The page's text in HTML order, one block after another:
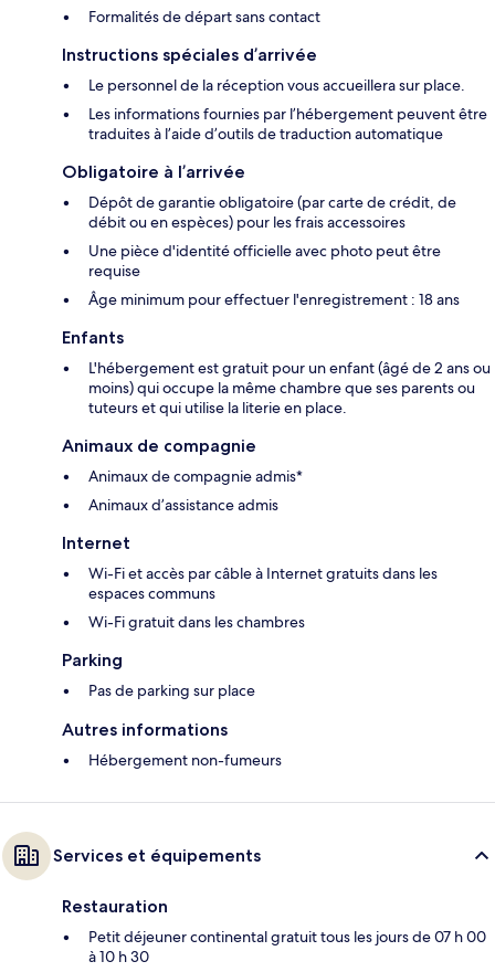
Formalités de départ sans contact
Instructions spéciales d’arrivée
Le personnel de la réception vous accueillera sur place.
Les informations fournies par l’hébergement peuvent être
traduites à l’aide d’outils de traduction automatique
Obligatoire à l’arrivée
Dépôt de garantie obligatoire (par carte de crédit, de
débit ou en espèces) pour les frais accessoires
Une pièce d'identité officielle avec photo peut être
requise
Âge minimum pour effectuer l'enregistrement : 18 ans
Enfants
L'hébergement est gratuit pour un enfant (âgé de 2 ans ou
moins) qui occupe la même chambre que ses parents ou
tuteurs et qui utilise la literie en place.
Animaux de compagnie
Animaux de compagnie admis*
Animaux d’assistance admis
Internet
Wi-Fi et accès par câble à Internet gratuits dans les
espaces communs
Wi-Fi gratuit dans les chambres
Parking
Pas de parking sur place
Autres informations
Hébergement non-fumeurs
Services et équipements
Restauration
Petit déjeuner continental gratuit tous les jours de 07 h 00
à 10 h 30